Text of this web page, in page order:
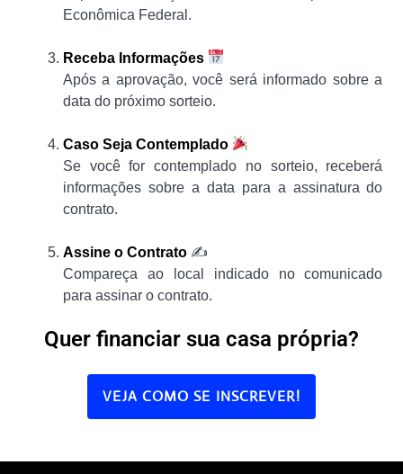
Econômica Federal.
Receba Informações
Após a aprovação, você será informado sobre a
data do próximo sorteio.
Caso Seja Contemplado
Se você for contemplado no sorteio, receberá
informações sobre a data para a assinatura do
contrato.
Assine o Contrato ✍️
Compareça ao local indicado no comunicado
para assinar o contrato.
Quer financiar sua casa própria?
VEJA COMO SE INSCREVER!